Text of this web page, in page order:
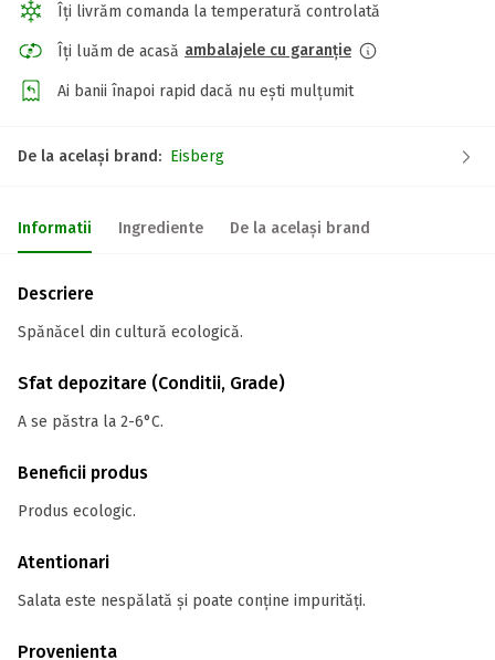
Îți livrăm comanda la temperatură controlată
Îți luăm de acasă ambalajele cu garanție
Ai banii înapoi rapid dacă nu ești mulțumit
De la același brand: Eisberg
Informatii Ingrediente De la același brand
Descriere
Spănăcel din cultură ecologică.
Sfat depozitare (Conditii, Grade)
A se păstra la 2-6°C.
Beneficii produs
Produs ecologic.
Atentionari
Salata este nespălată și poate conține impurități.
Provenienta